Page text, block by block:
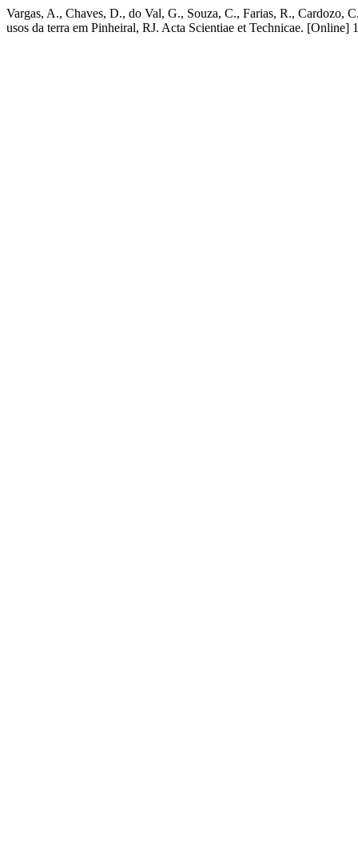
Vargas, A., Chaves, D., do Val, G., Souza, C., Farias, R., Cardozo,
usos da terra em Pinheiral, RJ. Acta Scientiae et Technicae. [Online]